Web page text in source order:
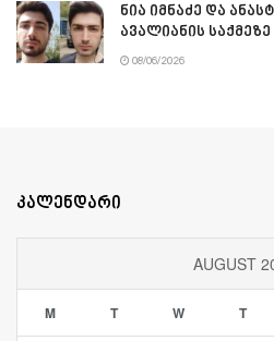
ნია იმნაძე და
ავალიანის
08/06/2026
კალენდარი
AUGUST
M T W T